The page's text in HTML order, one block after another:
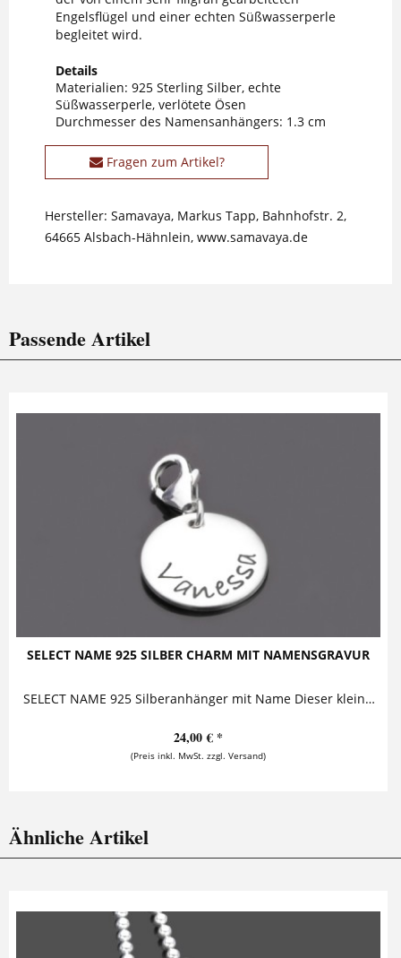
Engelsflügel und einer echten Süßwasserperle
begleitet wird.
Details
Materialien: 925 Sterling Silber, echte
Süßwasserperle, verlötete Ösen
Durchmesser des Namensanhängers: 1.3 cm
Fragen zum Artikel?
Hersteller: Samavaya, Markus Tapp, Bahnhofstr. 2,
64665 Alsbach-Hähnlein, www.samavaya.de
Passende Artikel
SELECT NAME 925 SILBER CHARM MIT NAMENSGRAVUR
SELECT NAME 925 Silberanhänger mit Name Dieser kleine Silberanhänger ist mit einem Namen versehen. Er kann mit Karabiner oder als Kettenanhänger an...
24,00 € *
(Preis inkl. MwSt. zzgl. Versand)
Ähnliche Artikel